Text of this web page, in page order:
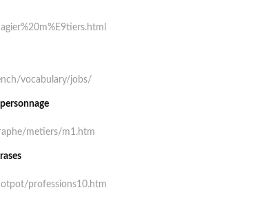
vocabulary/jobs/
metiers/m1.htm
professions10.htm